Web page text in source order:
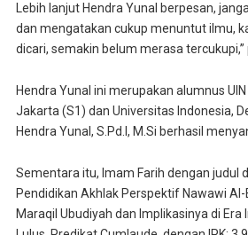
Lebih lanjut Hendra Yunal berpesan,
dan mengatakan cukup menuntut ilmu,
dicari, semakin belum merasa tercukupi,”
Hendra Yunal ini merupakan alumnus
Jakarta (S1) dan Universitas Indonesia,
Hendra Yunal, S.Pd.I, M.Si berhasil
Sementara itu, Imam Farih dengan judul
Pendidikan Akhlak Perspektif Nawawi
Maraqil Ubudiyah dan Implikasinya di Era